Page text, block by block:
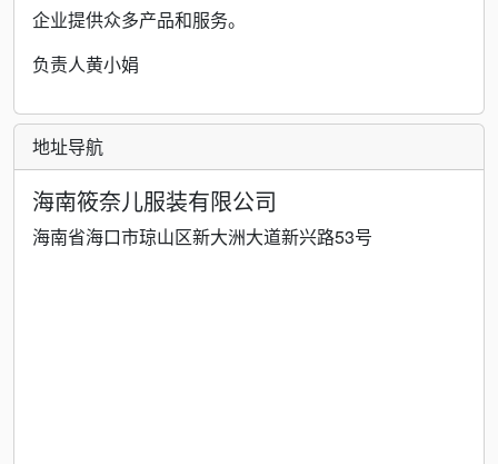
企业提供众多产品和服务。
负责人黄小娟
地址导航
海南筱奈儿服装有限公司
海南省海口市琼山区新大洲大道新兴路53号